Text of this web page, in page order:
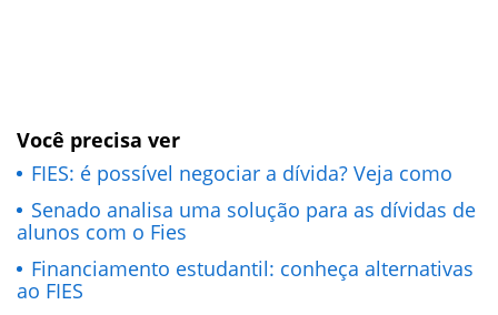
Você precisa ver
FIES: é possível negociar a dívida? Veja como
Senado analisa uma solução para as dívidas de
alunos com o Fies
Financiamento estudantil: conheça alternativas
ao FIES